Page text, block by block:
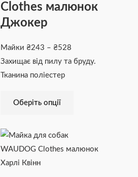
Clothes малюнок
Джокер
Майки₴243 – ₴528
Захищає від пилу та бруду.
Тканина поліестер
Оберіть опції
можна
товару
цін:
товар